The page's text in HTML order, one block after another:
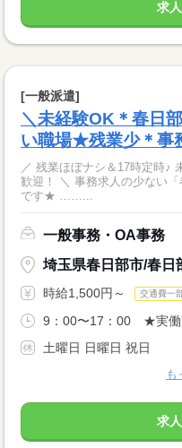
求
[一般派遣]
＼未経験OK＊春日
い職場★残業少＊事
／ 残業ほぼナシ＆17時定時♪ 未経験歓迎！事務が久しぶりの方も大
歓迎！ ＼ 事務求人の少ない「春日部エリア」 近隣でお探しの方必見
一般事務・OA事務
埼玉県春日部市/春日
時給1,500円～ 交通費一
9：00〜17：00 ★実働
土曜日 日曜日 祝日
も
求